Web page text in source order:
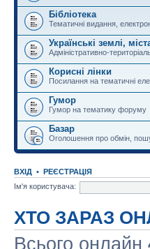
Бібліотека
Тематичні видання,
Українські землі,
Адміністративно-
Корисні лінки
Посилання на тематичні
Гумор
Гумор на тематику форуму
Базар
Оголошення про обмін,
ВХІД • РЕЄСТРАЦІЯ
Ім'я користувача:
ХТО ЗАРАЗ
Всього онлайн